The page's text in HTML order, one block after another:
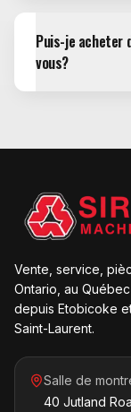
Puis-je acheter
vous?
Vente, service,
Ontario, au
depuis Etobicoke
Saint-Laurent.
Salle de
40 Jutland